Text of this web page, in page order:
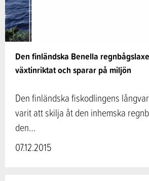
Den finländska Benella
växtinriktat och sparar på miljön
Den finländska fiskodlingens
varit att skilja åt den inhemska
den…
07.12.2015